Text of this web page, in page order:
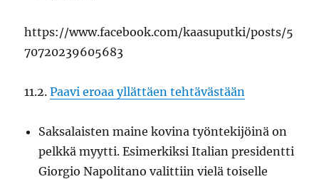
https://www.facebook.com/kaasuputki/posts/5
70720239605683
11.2.Paavi eroaa yllättäen tehtävästään
Saksalaisten maine kovina työntekijöinä on
pelkkä myytti. Esimerkiksi Italian presidentti
Giorgio Napolitano valittiin vielä toiselle